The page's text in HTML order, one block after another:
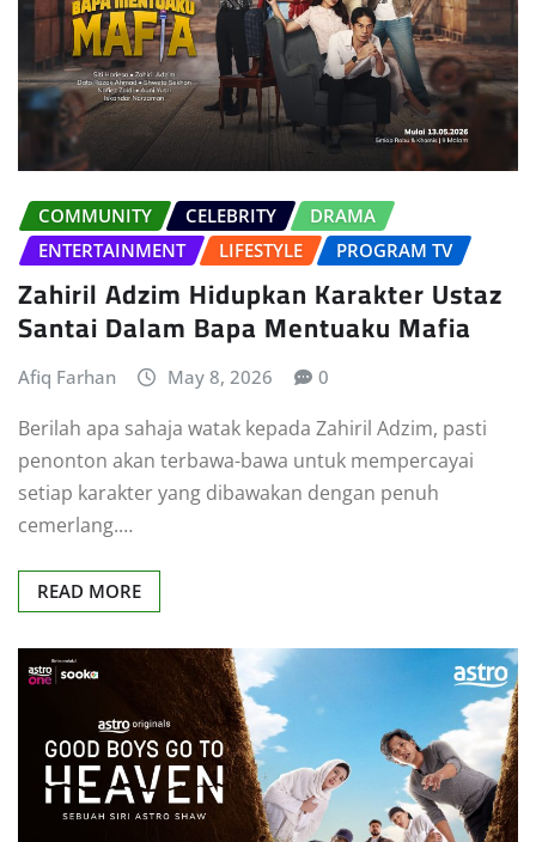
COMMUNITY CELEBRITY
DRAMA
ENTERTAINMENT
LIFESTYLE PROGRAM TV
Zahiril Adzim Hidupkan Karakter Ustaz
Santai Dalam Bapa Mentuaku Mafia
Afiq Farhan May 8, 2026 0
Berilah apa sahaja watak kepada Zahiril Adzim, pasti
penonton akan terbawa-bawa untuk mempercayai
setiap karakter yang dibawakan dengan penuh
cemerlang.…
READ MORE